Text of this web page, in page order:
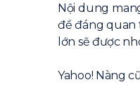
Nội dung
đề đáng quan
lớn sẽ được
Yahoo! Nàng